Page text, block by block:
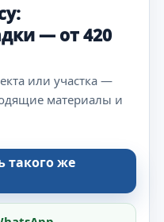
— от 420
или участка —
материалы и
такого же